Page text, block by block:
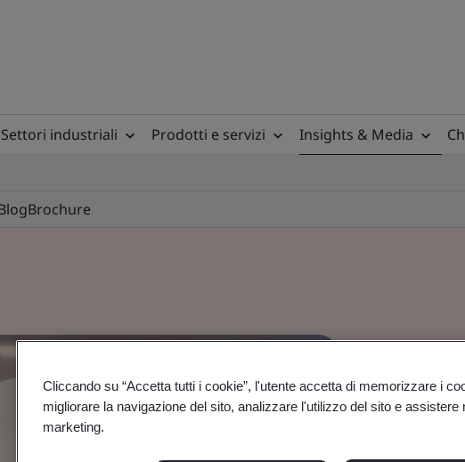
Settori industriali Prodotti e servizi Insights & Media
Brochure
Cliccando su “Accetta tutti i cookie”, l'utente accetta di memorizzare i
migliorare la navigazione del sito, analizzare l'utilizzo del sito e assistere
marketing.